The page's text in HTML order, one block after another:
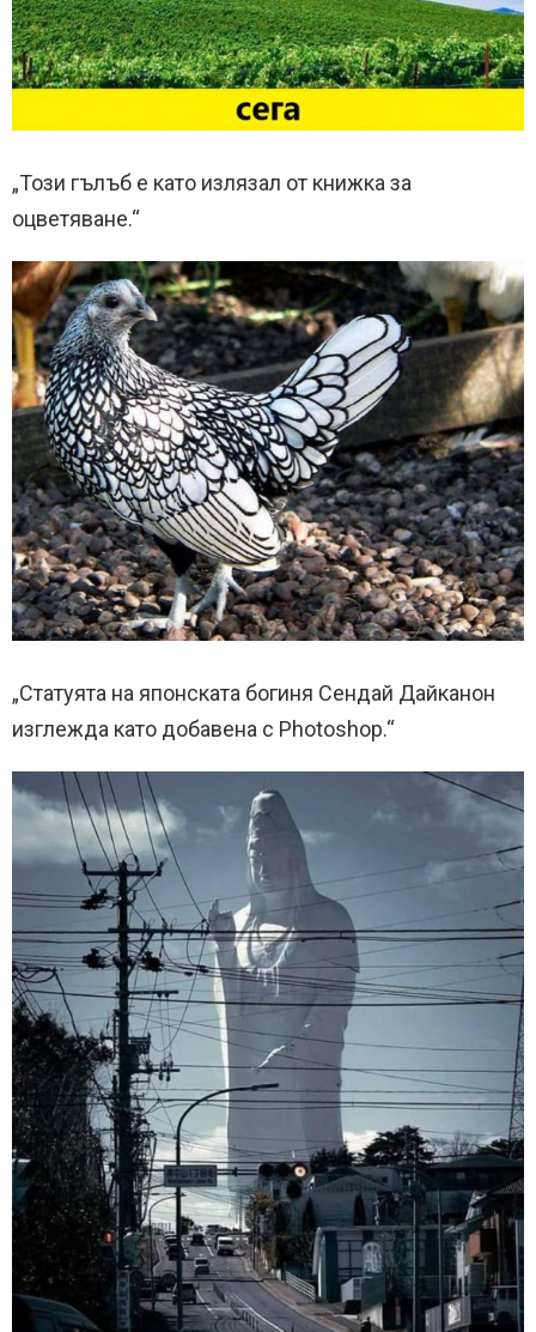
„Този гълъб е като излязал от книжка за
оцветяване.“
„Статуята на японската богиня Сендай Дайканон
изглежда като добавена с Photoshop.“